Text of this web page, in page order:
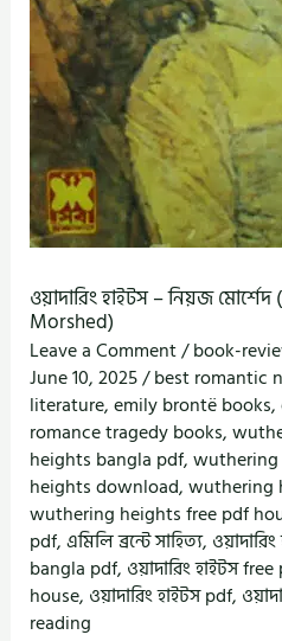
ওয়াদারিং হাইটস – নিয়জ
Morshed)
Leave a Comment/book-
June 10, 2025/best romantic
literature,emily brontë books,
romance tragedy books,
heights bangla pdf,
heights download,wuthering
wuthering heights free pdf
pdf,এমিলি ব্রন্টে সাহিত্য,
bangla pdf, ওয়াদারিং হাইটস
house, ওয়াদারিং হাইটস pdf,
reading